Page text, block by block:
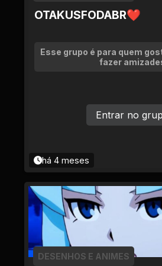
OTAKUSFODABR❤
Esse grupo é para quem
fazer
há 4 meses
Entrar no
DESENHOS E ANIMES